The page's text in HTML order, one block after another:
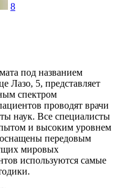
8
под названием
Лазо, 5, представляет
спектром
проводят врачи
наук. Все специалисты
и высоким уровнем
передовым
мировых
используются самые